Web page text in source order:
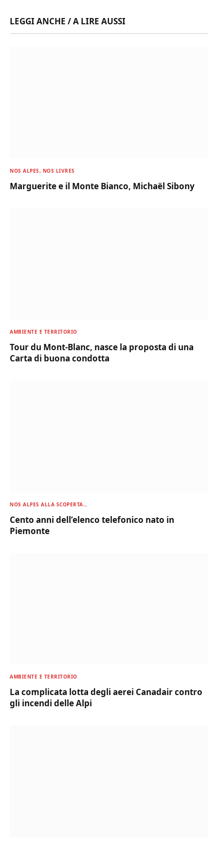
LEGGI ANCHE / A LIRE AUSSI
NOS ALPES, NOS LIVRES
Marguerite e il Monte Bianco, Michaël Sibony
AMBIENTE E TERRITORIO
Tour du Mont-Blanc, nasce la proposta di una
Carta di buona condotta
NOS ALPES ALLA SCOPERTA…
Cento anni dell’elenco telefonico nato in
Piemonte
AMBIENTE E TERRITORIO
La complicata lotta degli aerei Canadair contro
gli incendi delle Alpi